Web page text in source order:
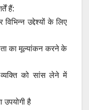
हैं:
उद्देश्यों के लिए
का मूल्यांकन करने के
व्यक्ति को सांस लेने में
उपयोगी है